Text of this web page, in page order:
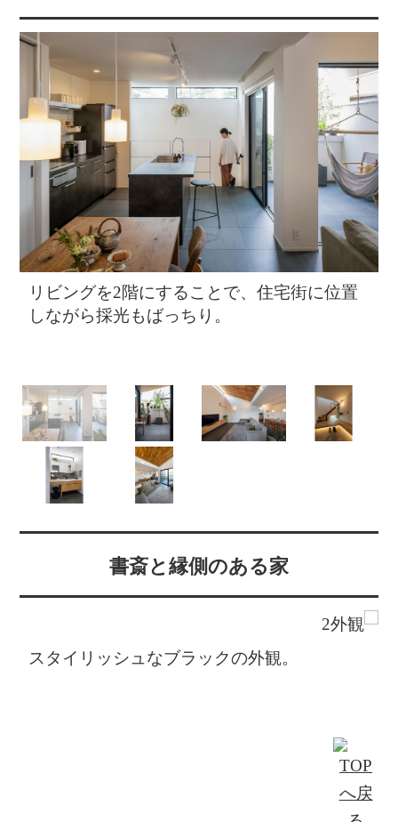
リビングを2階にすることで、住宅街に位置
しながら採光もばっちり。
書斎と縁側のある家
スタイリッシュなブラックの外観。